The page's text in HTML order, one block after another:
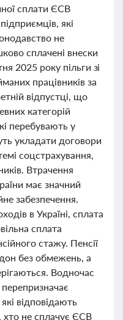
сплати ЄСВ
які
не
сплачені внески
2025 року пільги зі
працівників за
відпустці, що
категорій
перебувають у
укладати договори
соцстрахування,
Втрачення
має значний
забезпечення.
в Україні, сплата
сплата
стажу. Пенсії
без обмежень, а
Водночас
відповідають
хто не сплачує ЄСВ